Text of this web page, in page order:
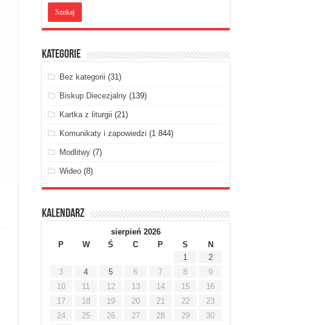
Kategorie
Bez kategorii (31)
Biskup Diecezjalny(139)
Kartka z liturgii (21)
Komunikaty i zapowiedzi (1 844)
Modlitwy(7)
Wideo(8)
Kalendarz
sierpień 2026
P
W Ś C P S
N
1
2
3
4 5 6 7 8
9
10
11 12 13 14 15
16
17
18 19 20 21 22
23
24
25 26 27 28 29
30